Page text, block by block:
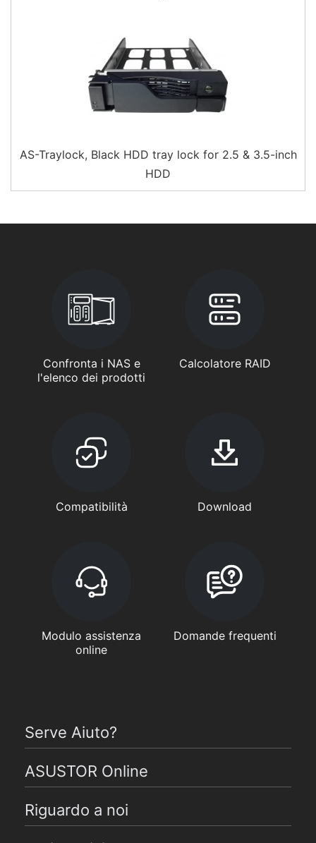
AS-Traylock, Black HDD tray lock for 2.5 & 3.5-inch
HDD
Confronta i NAS e
l'elenco dei prodotti
Calcolatore RAID
Compatibilità Download
Modulo assistenza
online
Domande frequenti
Serve Aiuto?
ASUSTOR Online
Riguardo a noi